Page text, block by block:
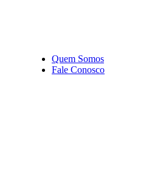
Quem Somos
Fale Conosco